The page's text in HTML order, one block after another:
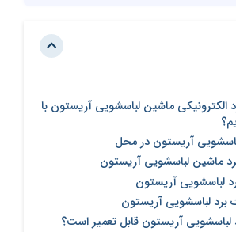
الکترونیکی ماشین لباسشویی آریستون با
آریستون در محل
ماشین لباسشویی آریستون
لباسشویی آریستون
برد لباسشویی آریستون
آریستون قابل تعمیر است؟